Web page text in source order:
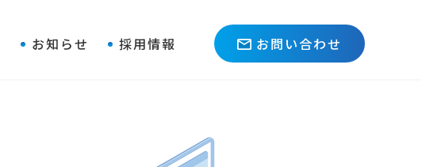
お知らせ 採用情報 お問い合わせ